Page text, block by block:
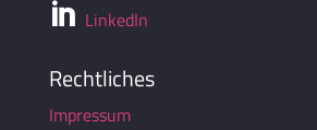
 LinkedIn
Rechtliches
Impressum